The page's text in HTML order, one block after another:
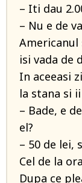
– Iti dau
– Nu e de
Americanul
isi vada de
In aceeasi
la stana si
– Bade, e
el?
– 50 de lei,
Cel de la
Dupa ce